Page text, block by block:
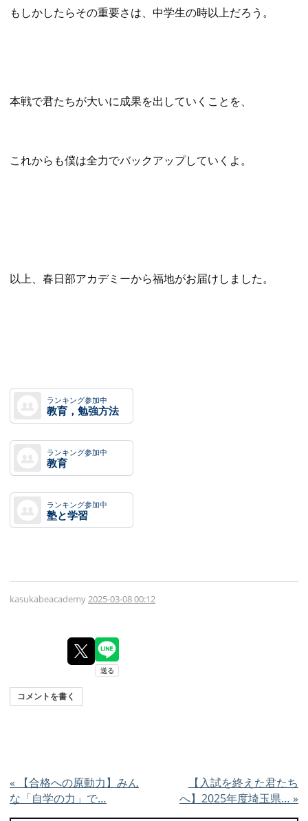
もしかしたらその重要さは、中学生の時以上だろう。
本戦で君たちが大いに成果を出していくことを、
これからも僕は全力でバックアップしていくよ。
以上、春日部アカデミーから福地がお届けしました。
ランキング参加中
教育，勉強方法
ランキング参加中
教育
ランキング参加中
塾と学習
kasukabeacademy2025-03-08 00:12
コメントを書く
«
【合格への原動力】みん
な「自学の力」で…
【入試を終えた君たち
へ】2025年度埼玉県… »